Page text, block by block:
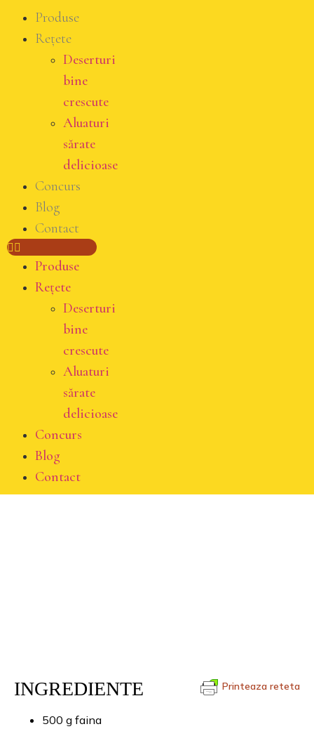
Produse
Rețete
Deserturi
bine
crescute
Aluaturi
sărate
delicioase
Concurs
Blog
Contact
Produse
Rețete
Deserturi
bine
crescute
Aluaturi
sărate
delicioase
Concurs
Blog
Contact
Printeaza reteta
INGREDIENTE
500 g faina